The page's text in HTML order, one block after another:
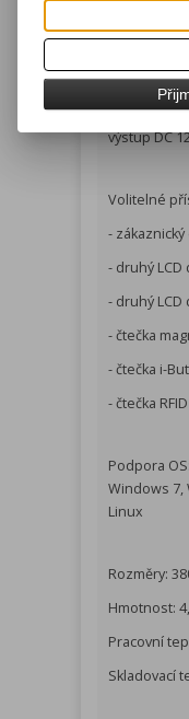
Audio
Napájeni:
Externí
výstup DC
Volitelné
-
- druhý LCD
- druhý LCD
- čtečka
- čtečka i-
- čtečka RFID
Podpora
Windows 7,
Linux
Rozměry:
Hmotnost:
Pracovní
Skladovací